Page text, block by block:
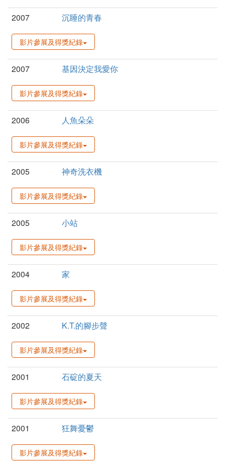
2007 沉睡的青春
影片參展及得獎紀錄
2007 基因決定我愛你
影片參展及得獎紀錄
2006 人魚朵朵
影片參展及得獎紀錄
2005 神奇洗衣機
影片參展及得獎紀錄
2005 小站
影片參展及得獎紀錄
2004 家
影片參展及得獎紀錄
2002 K.T.的腳步聲
影片參展及得獎紀錄
2001 石碇的夏天
影片參展及得獎紀錄
2001 狂舞憂鬱
影片參展及得獎紀錄